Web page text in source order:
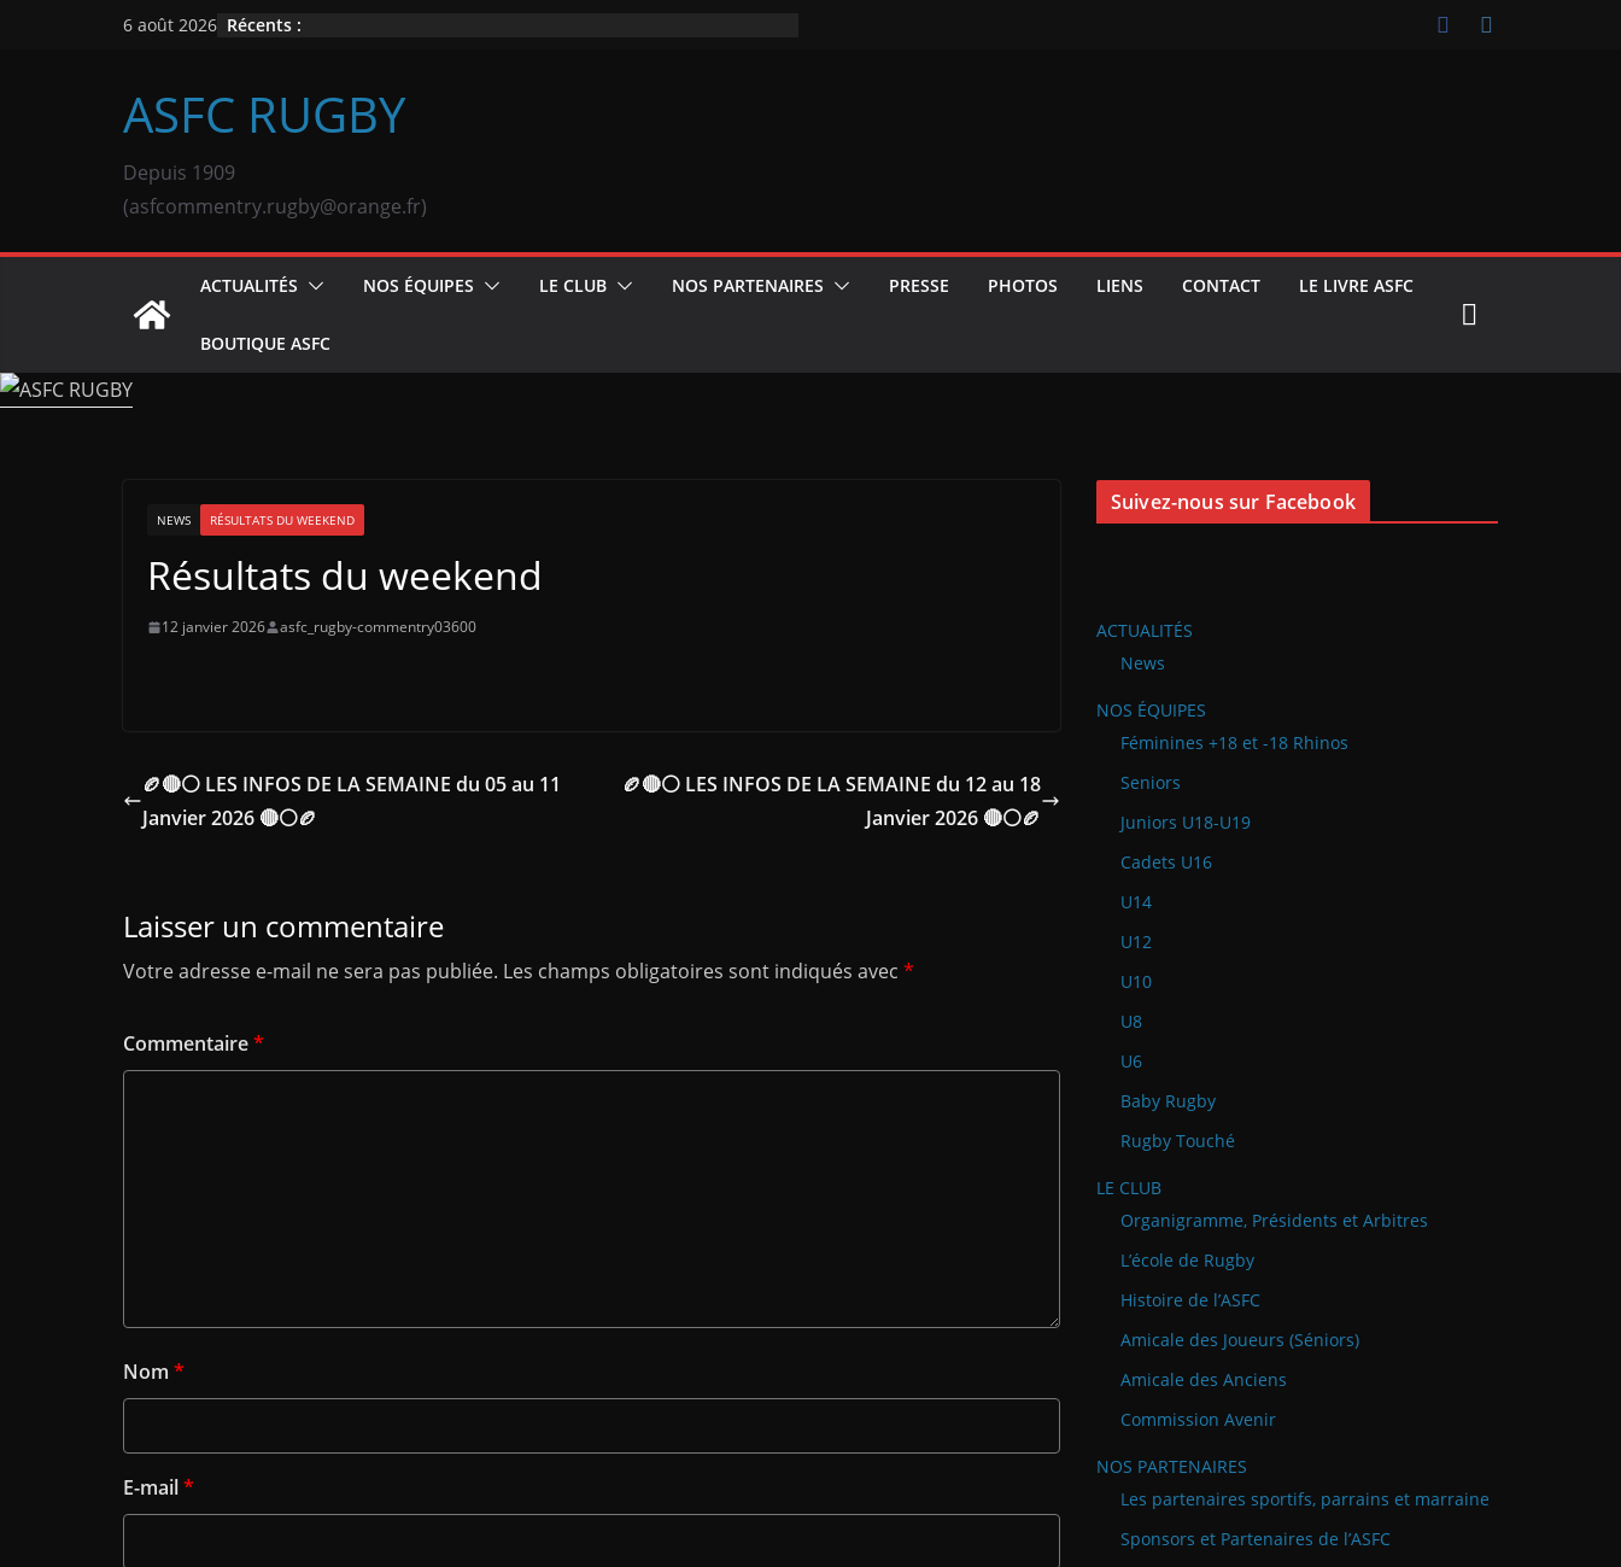
6 août 2026 Récents :
ASFC RUGBY
Depuis 1909
(asfcommentry.rugby@orange.fr)
ACTUALITÉS NOS ÉQUIPES LE CLUB NOS PARTENAIRES PRESSE PHOTOS LIENS CONTACT LE LIVRE ASFC
BOUTIQUE ASFC
NEWS RÉSULTATS DU WEEKEND
Résultats du weekend
12 janvier 2026 asfc_rugby-commentry03600
🏉🔴⚪ LES INFOS DE LA SEMAINE du 05 au 11
Janvier 2026 🔴⚪🏉
🏉🔴⚪ LES INFOS DE LA SEMAINE du 12 au 18
Janvier 2026 🔴⚪🏉
Laisser un commentaire
Votre adresse e-mail ne sera pas publiée. Les champs obligatoires sont indiqués avec *
Commentaire*
Nom *
E-mail*
Suivez-nous sur Facebook
ACTUALITÉS
News
NOS ÉQUIPES
Féminines +18 et -18 Rhinos
Seniors
Juniors U18-U19
Cadets U16
U14
U12
U10
U8
U6
Baby Rugby
Rugby Touché
LE CLUB
Organigramme, Présidents et Arbitres
L’école de Rugby
Histoire de l’ASFC
Amicale des Joueurs (Séniors)
Amicale des Anciens
Commission Avenir
NOS PARTENAIRES
Les partenaires sportifs, parrains et marraine
Sponsors et Partenaires de l’ASFC